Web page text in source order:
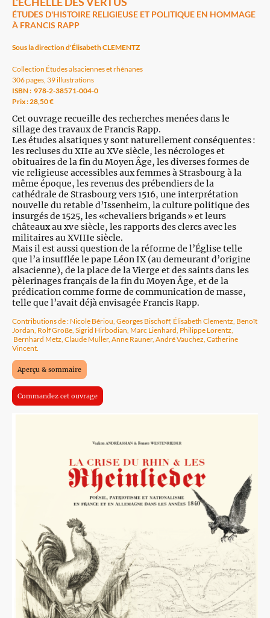
ÉTUDES D'HISTOIRE RELIGIEUSE ET POLITIQUE EN HOMMAGE
À FRANCIS RAPP
Sous la direction d'Élisabeth CLEMENTZ
Collection Études alsaciennes et rhénanes
306 pages, 39 illustrations
ISBN : 978-2-38571-004-0
Prix : 28,50 €
Cet ouvrage recueille des recherches menées dans le
sillage des travaux de Francis Rapp.
Les études alsatiques y sont naturellement conséquentes :
les recluses du XIIe au XV e siècle, les nécrologes et
obituaires de la fin du Moyen Âge, les diverses formes de
vie religieuse accessibles aux femmes à Strasbourg à la
même époque, les revenus des prébendiers de la
cathédrale de Strasbourg vers 1516, une interprétation
nouvelle du retable d’Issenheim, la culture politique des
insurgés de 1525, les «chevaliers brigands » et leurs
châteaux au xv e siècle, les rapports des clercs avec les
militaires au XVIIIe siècle.
Mais il est aussi question de la réforme de l’Église telle
que l’a insufflée le pape Léon IX (au demeurant d’origine
alsacienne), de la place de la Vierge et des saints dans les
pèlerinages français de la fin du Moyen Âge, et de la
prédication comme forme de communication de masse,
telle que l’avait déjà envisagée Francis Rapp.
Contributions de : Nicole Bériou, Georges Bischoff, Élisabeth Clementz, Benoît
Jordan, Rolf Große, Sigrid Hirbodian, Marc Lienhard, Philippe Lorentz,
Bernhard Metz, Claude Muller, Anne Rauner, André Vauchez, Catherine
Vincent.
Aperçu & sommaire
Commandez cet ouvrage